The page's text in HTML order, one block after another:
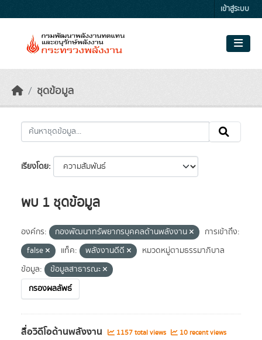
เข้าสู่ระบบ
ชุดข้อมูล
เรียงโดย
พบ 1 ชุดข้อมูล
องค์กร: กองพัฒนาทรัพยากรบุคคลด้านพลังงาน
การเข้าถึง:
false
แท็ค: พลังงานดีดี
หมวดหมู่ตามธรรมาภิบาล
ข้อมูล:
ข้อมูลสาธารณะ
กรองผลลัพธ์
สื่อวิดีโอด้านพลังงาน 1157 total views 10 recent views